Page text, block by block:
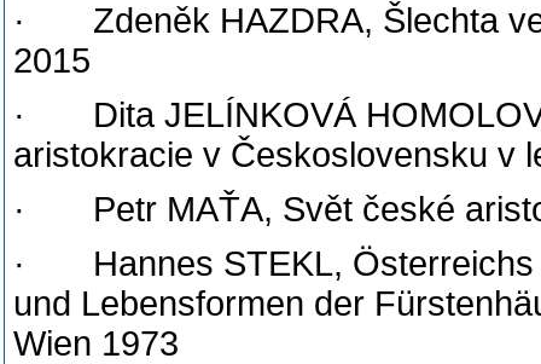
· Zdeněk HAZDRA, Šlechta ve
2015
· Dita JELÍNKOVÁ
aristokracie v Československu v
· Petr MAŤA, Svět české
· Hannes STEKL, Österreichs
und Lebensformen der
Wien 1973